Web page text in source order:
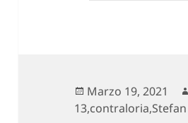
Publicado
el
Marzo 19, 2021
13,contraloria,